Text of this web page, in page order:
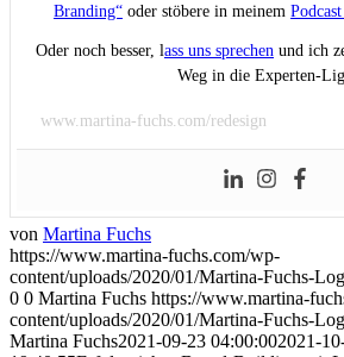
Branding“ oder stöbere in meinem
Oder noch besser, lass uns sprechen und ich
Weg in die Experten-
www.martina-fuchs.com/redesign
von Martina Fuchs
https://www.martina-fuchs.com/wp-
content/uploads/2020/01/Martina-Fuchs-
0 0 Martina Fuchs https://www.martina-
content/uploads/2020/01/Martina-Fuchs-
Martina Fuchs2021-09-23 04:00:002021-